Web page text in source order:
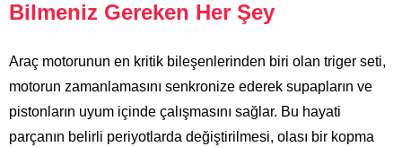
Bilmeniz Gereken Her Şey
Araç motorunun en kritik bileşenlerinden biri olan triger seti,
motorun zamanlamasını senkronize ederek supapların ve
pistonların uyum içinde çalışmasını sağlar. Bu hayati
parçanın belirli periyotlarda değiştirilmesi, olası bir kopma